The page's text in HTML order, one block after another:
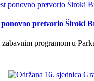
ponovno pretvorio Široki
programom u